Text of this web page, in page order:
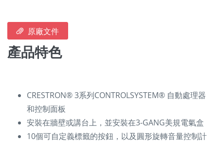
原廠文件
產品特色
CRESTRON® 3系列CONTROLSYSTEM® 自動處理器
和控制面板
安裝在牆壁或講台上，並安裝在3-GANG美規電氣盒
10個可自定義標籤的按鈕，以及圓形旋轉音量控制計